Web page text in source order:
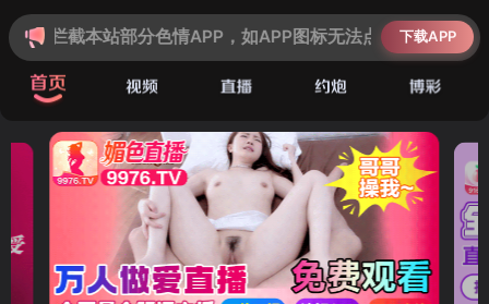
天游登录检测中心|·信誉平台